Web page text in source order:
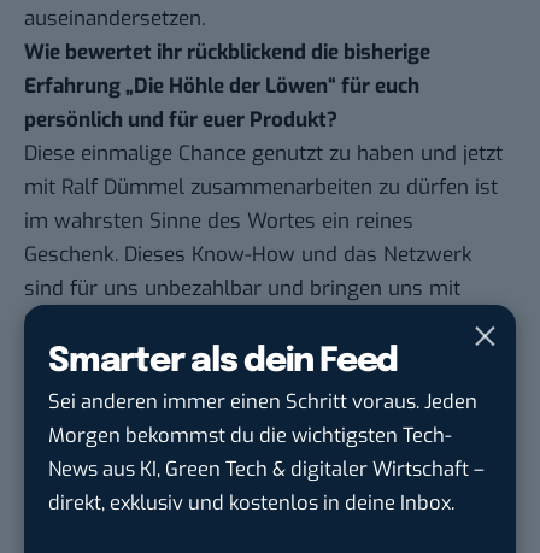
Smarter als dein Feed
Sei anderen immer einen Schritt voraus. Jeden
Morgen bekommst du die wichtigsten Tech-
News aus KI, Green Tech & digitaler Wirtschaft –
direkt, exklusiv und kostenlos in deine Inbox.
auseinandersetzen.
Wie bewertet ihr rückblickend die bisherige
Erfahrung „Die Höhle der Löwen“ für euch
persönlich und für euer Produkt?
Diese einmalige Chance genutzt zu haben und jetzt
mit Ralf Dümmel zusammenarbeiten zu dürfen ist
im wahrsten Sinne des Wortes ein reines
Geschenk. Dieses Know-How und das Netzwerk
sind für uns unbezahlbar und bringen uns mit
Sicherheit noch viel weiter als wir uns das zum
heutigen Tage vorstellen können.
Danke für das Gespräch.
Google lässt dich jetzt selbst bestimmen,